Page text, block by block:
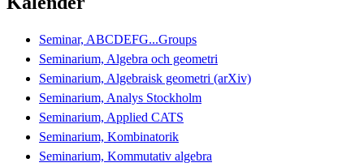
Seminar, ABCDEFG...Groups
Seminarium, Algebra och geometri
Seminarium, Algebraisk geometri (arXiv)
Seminarium, Analys Stockholm
Seminarium, Applied CATS
Seminarium, Kombinatorik
Seminarium, Kommutativ algebra